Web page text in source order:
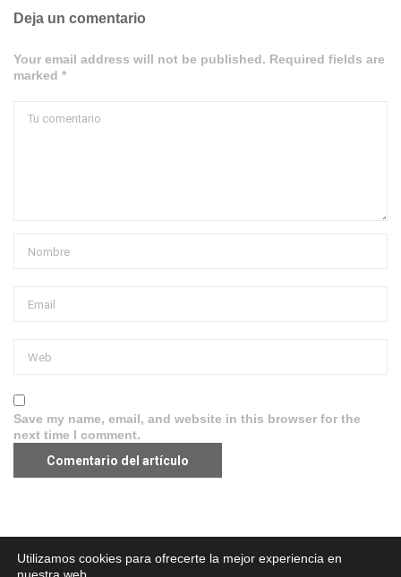
Deja un comentario
Your email address will not be published. Required fields are
marked *
Save my name, email, and website in this browser for the
next time I comment.
Aviso legal·Política de Privacidad·Política de Cookies
Utilizamos cookies para ofrecerte la mejor experiencia en